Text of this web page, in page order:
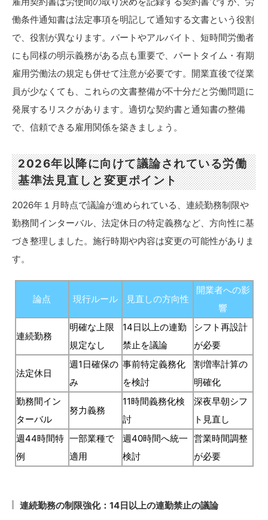
働条件通知書は法定事項を明記して通知する文書という役割
で、役割が異なります。パートやアルバイト、短時間労働者
にも同様の明示義務がある点も重要で、パートタイム・有期
雇用労働法の規定も併せて注意が必要です。開業直後で従業
員が少なくても、これらの文書整備が不十分だと労働問題に
発展するリスクがあります。適切な契約書と通知書の整備
で、信頼できる雇用関係を築きましょう。
2026年以降に向けて議論されている労働
基準法見直しと変更ポイント
2026年１月時点で議論が進められている、連続勤務制限や
勤務間インターバル、法定休日の特定義務など、方向性に基
づき整理しました。施行時期や内容は変更の可能性がありま
す。
論点 現行ルール 見直しの方向性
開業者への影
響
連続勤務
明確な上限
規定なし
14日以上の連勤
禁止を議論
シフト再設計
が必要
法定休日
週1日確保の
み
事前特定義務化
を検討
割増率計算の
明確化
勤務間イン
ターバル
努力義務
11時間義務化検
討
深夜早朝シフ
ト見直し
週44時間特
例
一部業種で
適用
週40時間へ統一
検討
営業時間調整
が必要
連続勤務の制限強化：14日以上の連勤禁止の議論